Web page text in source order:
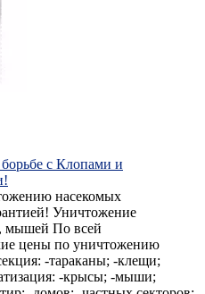
с Клопами и
насекомых
Уничтожение
мышей По всей
цены по уничтожению
-тараканы; -клещи;
-крысы; -мыши;